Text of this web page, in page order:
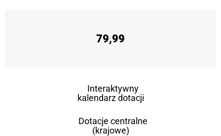
79,99
Interaktywny
kalendarz dotacji
Dotacje centralne
(krajowe)